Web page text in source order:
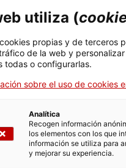
investigación y
estudios, entre
por el trabajo de
el centro Dance
Le Roy, en
dentro del
utiliza (
propias y de terceros
de la web y
todas o configurarlas.
sobre el uso de cookies
Analítica
Recogen información
los elementos con los que
información se utiliza para
y mejorar su experiencia.